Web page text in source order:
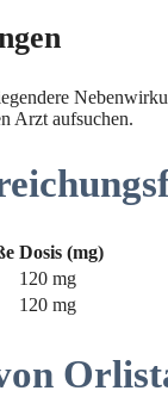
Arzt aufsuchen.
Dosis (mg)
120 mg
120 mg